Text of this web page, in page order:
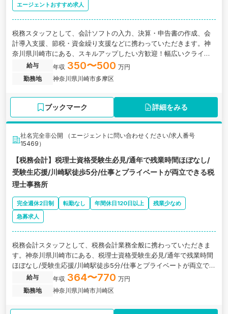
エージェントおすすめ求人
税務スタッフとして、会計ソフトの入力、決算・申告書の作成、会
計導入支援、節税・資金繰り支援などに携わっていただきます。神
奈川県川崎市にある、スキルアップしたい方歓迎！幅広いクライア
ントで多様な業務経験が積める税理士法人の求人です。
給与 年収 350〜500 万円
勤務地
神奈川県川崎市多摩区
ブックマーク 詳細をみる
社名完全非公開 （エージェントに問い合わせください/求人番号
15469）
【税務会計】税理士資格受験生必見/通年で残業時間ほぼなし/
受験生応援/川崎駅徒歩5分/仕事とプライベートが両立できる税
理士事務所
完全週休2日制 転勤なし 年間休日120日以上
残業少なめ
急募求人
税務会計スタッフとして、税務会計業務全般に携わっていただきま
す。神奈川県川崎市にある、税理士資格受験生必見/通年で残業時間
ほぼなし/受験生応援/川崎駅徒歩5分/仕事とプライベートが両立でき
る税理士事務所の求人です。
給与 年収 364〜770 万円
勤務地
神奈川県川崎市川崎区